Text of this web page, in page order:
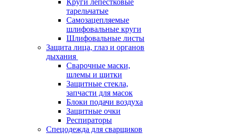
Круги лепестковые
тарельчатые
Самозацепляемые
шлифовальные круги
Шлифовальные листы
Защита лица, глаз и органов
дыхания
Сварочные маски,
шлемы и щитки
Защитные стекла,
запчасти для масок
Блоки подачи воздуха
Защитные очки
Респираторы
Спецодежда для сварщиков